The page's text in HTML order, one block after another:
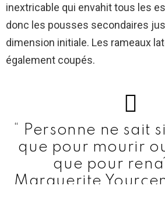
inextricable qui envahit tous les
donc les pousses secondaires
dimension initiale. Les rameaux
également coupés.
“ Personne ne sait
que pour mourir
que pour
Marguerite